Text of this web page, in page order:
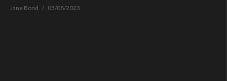
Jane Bond 05/08/2023